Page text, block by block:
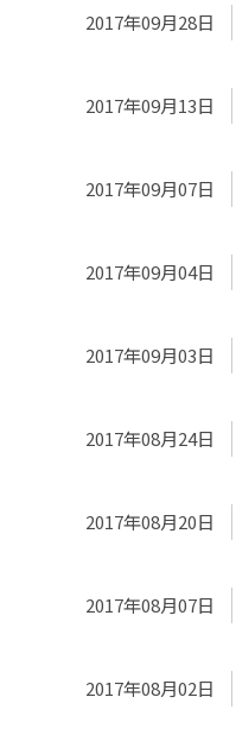
2017年09月28日
2017年09月13日
2017年09月07日
2017年09月04日
2017年09月03日
2017年08月24日
2017年08月20日
2017年08月07日
2017年08月02日